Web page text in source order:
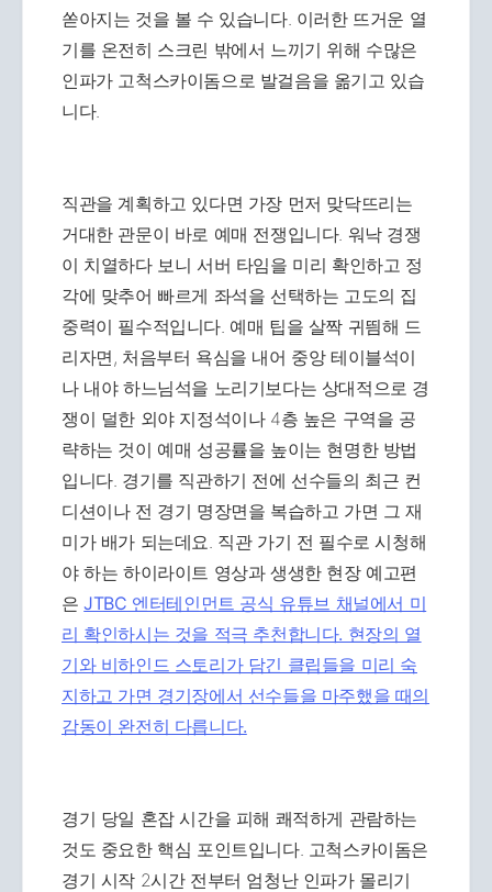
쏟아지는 것을 볼 수 있습니다. 이러한 뜨거운 열
기를 온전히 스크린 밖에서 느끼기 위해 수많은
인파가 고척스카이돔으로 발걸음을 옮기고 있습
니다.
직관을 계획하고 있다면 가장 먼저 맞닥뜨리는
거대한 관문이 바로 예매 전쟁입니다. 워낙 경쟁
이 치열하다 보니 서버 타임을 미리 확인하고 정
각에 맞추어 빠르게 좌석을 선택하는 고도의 집
중력이 필수적입니다. 예매 팁을 살짝 귀띔해 드
리자면, 처음부터 욕심을 내어 중앙 테이블석이
나 내야 하느님석을 노리기보다는 상대적으로 경
쟁이 덜한 외야 지정석이나 4층 높은 구역을 공
략하는 것이 예매 성공률을 높이는 현명한 방법
입니다. 경기를 직관하기 전에 선수들의 최근 컨
디션이나 전 경기 명장면을 복습하고 가면 그 재
미가 배가 되는데요. 직관 가기 전 필수로 시청해
야 하는 하이라이트 영상과 생생한 현장 예고편
은JTBC 엔터테인먼트 공식 유튜브 채널에서 미
리 확인하시는 것을 적극 추천합니다. 현장의 열
기와 비하인드 스토리가 담긴 클립들을 미리 숙
지하고 가면 경기장에서 선수들을 마주했을 때의
감동이 완전히 다릅니다.
경기 당일 혼잡 시간을 피해 쾌적하게 관람하는
것도 중요한 핵심 포인트입니다. 고척스카이돔은
경기 시작 2시간 전부터 엄청난 인파가 몰리기